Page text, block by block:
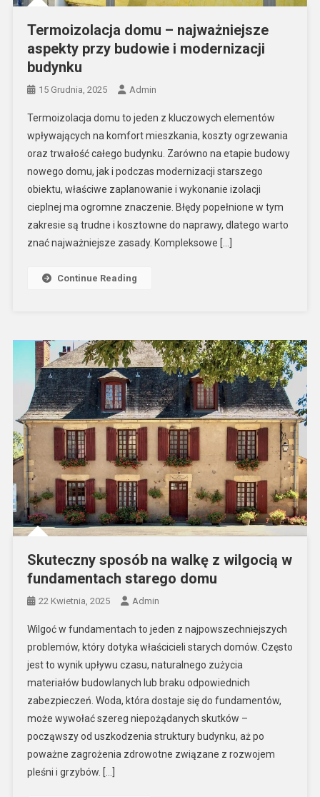
Termoizolacja domu – najważniejsze
aspekty przy budowie i modernizacji
budynku
15 Grudnia, 2025 Admin
Termoizolacja domu to jeden z kluczowych elementów
wpływających na komfort mieszkania, koszty ogrzewania
oraz trwałość całego budynku. Zarówno na etapie budowy
nowego domu, jak i podczas modernizacji starszego
obiektu, właściwe zaplanowanie i wykonanie izolacji
cieplnej ma ogromne znaczenie. Błędy popełnione w tym
zakresie są trudne i kosztowne do naprawy, dlatego warto
znać najważniejsze zasady. Kompleksowe […]
Continue Reading
Skuteczny sposób na walkę z wilgocią w
fundamentach starego domu
22 Kwietnia, 2025 Admin
Wilgoć w fundamentach to jeden z najpowszechniejszych
problemów, który dotyka właścicieli starych domów. Często
jest to wynik upływu czasu, naturalnego zużycia
materiałów budowlanych lub braku odpowiednich
zabezpieczeń. Woda, która dostaje się do fundamentów,
może wywołać szereg niepożądanych skutków –
począwszy od uszkodzenia struktury budynku, aż po
poważne zagrożenia zdrowotne związane z rozwojem
pleśni i grzybów. […]